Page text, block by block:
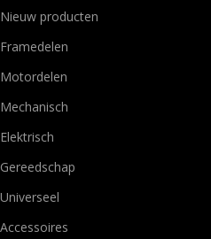
Nieuw producten
Framedelen
Motordelen
Mechanisch
Elektrisch
Gereedschap
Universeel
Accessoires